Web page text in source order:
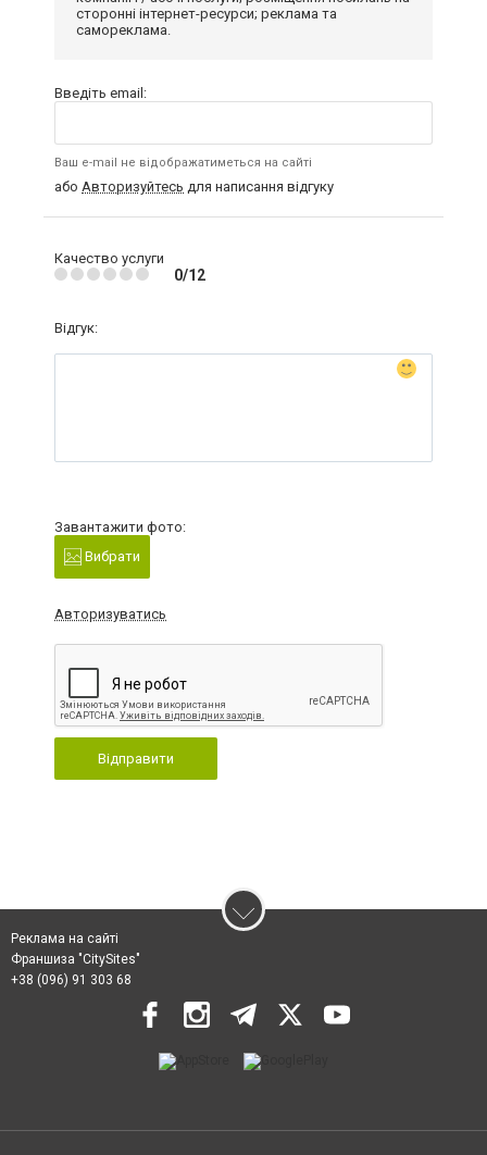
сторонні інтернет-ресурси; реклама та
самореклама.
Введіть email:
Ваш e-mail не відображатиметься на сайті
або Авторизуйтесь для написання відгуку
Качество услуги
0/12
Відгук:
Завантажити фото:
Вибрати
Авторизуватись
Відправити
Реклама на сайті
Франшиза "CitySites"
+38 (096) 91 303 68